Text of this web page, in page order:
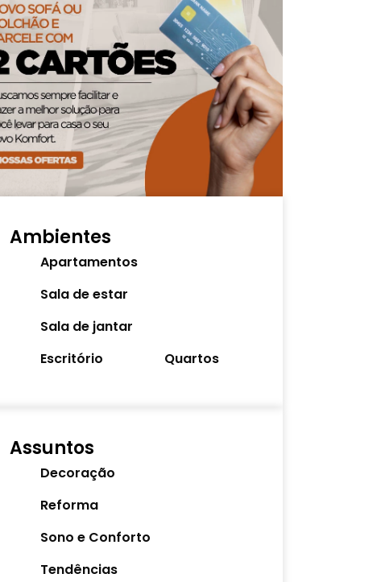
Ambientes
Apartamentos
Sala de estar
Sala de jantar
Escritório
Quartos
Assuntos
Decoração
Reforma
Sono e Conforto
Tendências